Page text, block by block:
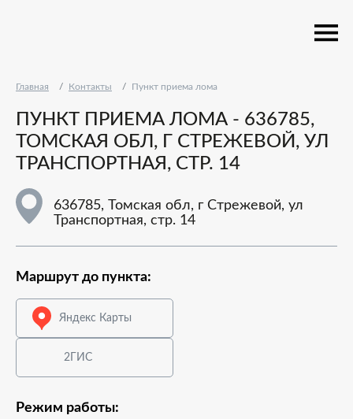
Главная Контакты Пункт приема лома
ПУНКТ ПРИЕМА ЛОМА - 636785,
ТОМСКАЯ ОБЛ, Г СТРЕЖЕВОЙ, УЛ
ТРАНСПОРТНАЯ, СТР. 14
636785, Томская обл, г Стрежевой, ул
Транспортная, стр. 14
Маршрут до пункта:
Яндекс Карты
2ГИС
Режим работы: